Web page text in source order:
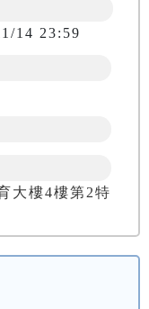
14 23:59
大樓4樓第2特